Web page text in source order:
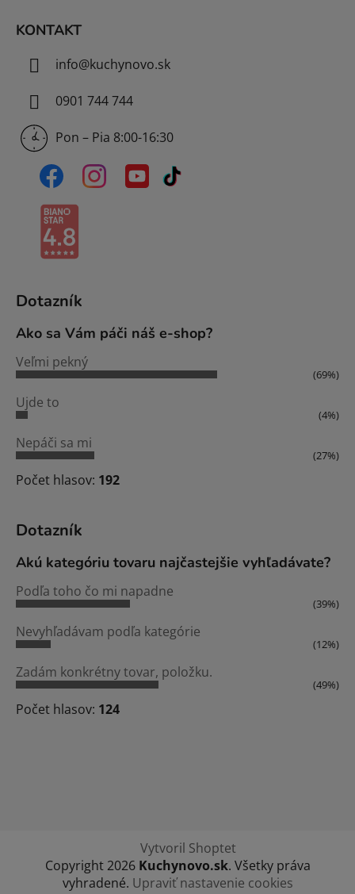
KONTAKT
info@kuchynovo.sk
0901 744 744
Pon – Pia 8:00-16:30
Dotazník
Ako sa Vám páči náš e-shop?
Veľmi pekný
(69%)
Ujde to
(4%)
Nepáči sa mi
(27%)
Počet hlasov: 192
Dotazník
Akú kategóriu tovaru najčastejšie vyhľadávate?
Podľa toho čo mi napadne
(39%)
Nevyhľadávam podľa kategórie
(12%)
Zadám konkrétny tovar, položku.
(49%)
Počet hlasov: 124
Vytvoril Shoptet
Copyright 2026 Kuchynovo.sk. Všetky práva
vyhradené. Upraviť nastavenie cookies